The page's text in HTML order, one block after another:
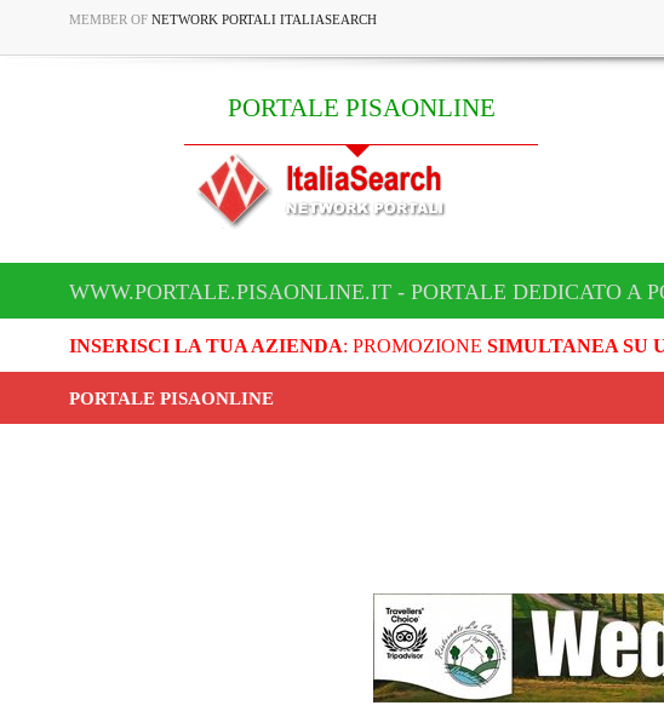
MEMBER OF NETWORK PORTALI ITALIASEARCH
PORTALE PISAONLINE
WWW.PORTALE.PISAONLINE.IT - PORTALE DEDICATO A
INSERISCI LA TUA AZIENDA: PROMOZIONE SIMULTANEA SU
PORTALE PISAONLINE